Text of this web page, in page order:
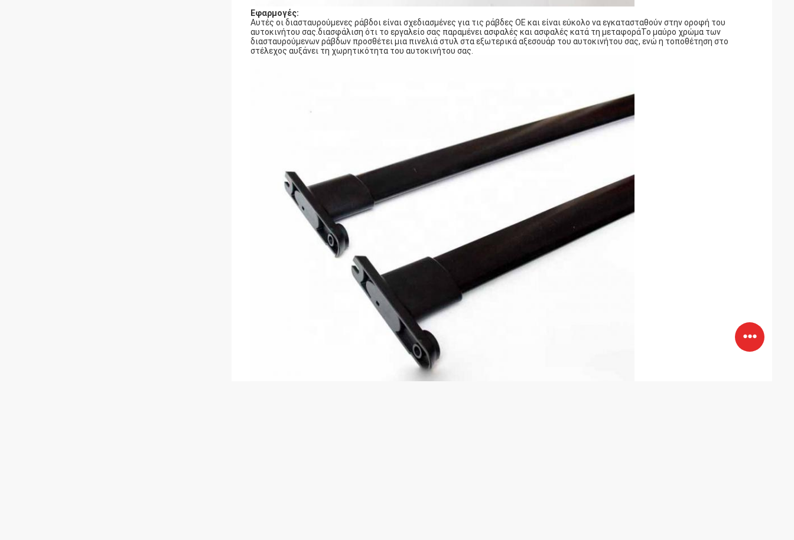
Εφαρμογές:
Αυτές οι διασταυρούμενες ράβδοι είναι σχεδιασμένες για τις ράβδες OE και είναι εύκολο να εγκατασταθούν στην οροφή του
αυτοκινήτου σας.διασφάλιση ότι το εργαλείο σας παραμένει ασφαλές και ασφαλές κατά τη μεταφοράΤο μαύρο χρώμα των
διασταυρούμενων ράβδων προσθέτει μια πινελιά στυλ στα εξωτερικά αξεσουάρ του αυτοκινήτου σας, ενώ η τοποθέτηση στο
στέλεχος αυξάνει τη χωρητικότητα του αυτοκινήτου σας.